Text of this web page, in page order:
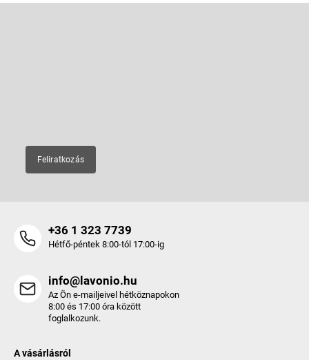
Feliratkozás
+36 1 323 7739
Hétfő-péntek 8:00-tól 17:00-ig
info@lavonio.hu
Az Ön e-mailjeivel hétköznapokon
8:00 és 17:00 óra között
foglalkozunk.
A vásárlásról